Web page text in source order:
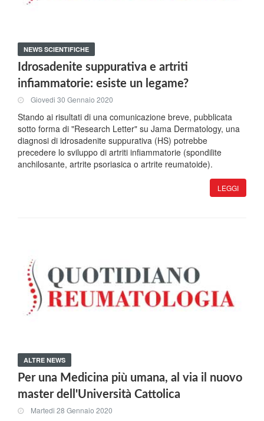
NEWS SCIENTIFICHE
Idrosadenite suppurativa e artriti
infiammatorie: esiste un legame?
Giovedi 30 Gennaio 2020
Stando ai risultati di una comunicazione breve, pubblicata
sotto forma di "Research Letter" su Jama Dermatology, una
diagnosi di idrosadenite suppurativa (HS) potrebbe
precedere lo sviluppo di artriti infiammatorie (spondilite
anchilosante, artrite psoriasica o artrite reumatoide).
LEGGI
ALTRE NEWS
Per una Medicina più umana, al via il nuovo
master dell'Università Cattolica
Martedi 28 Gennaio 2020